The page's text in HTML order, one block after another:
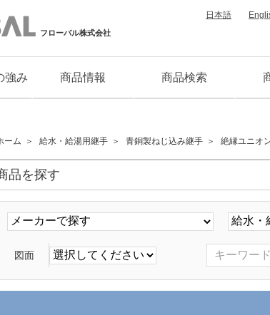
フローバル株式会社
日本語
強み 商品情報 商品検索
ーム 給水・給湯用継手 青銅製ねじ込み継手 絶縁ユニオ
品を探す
図面